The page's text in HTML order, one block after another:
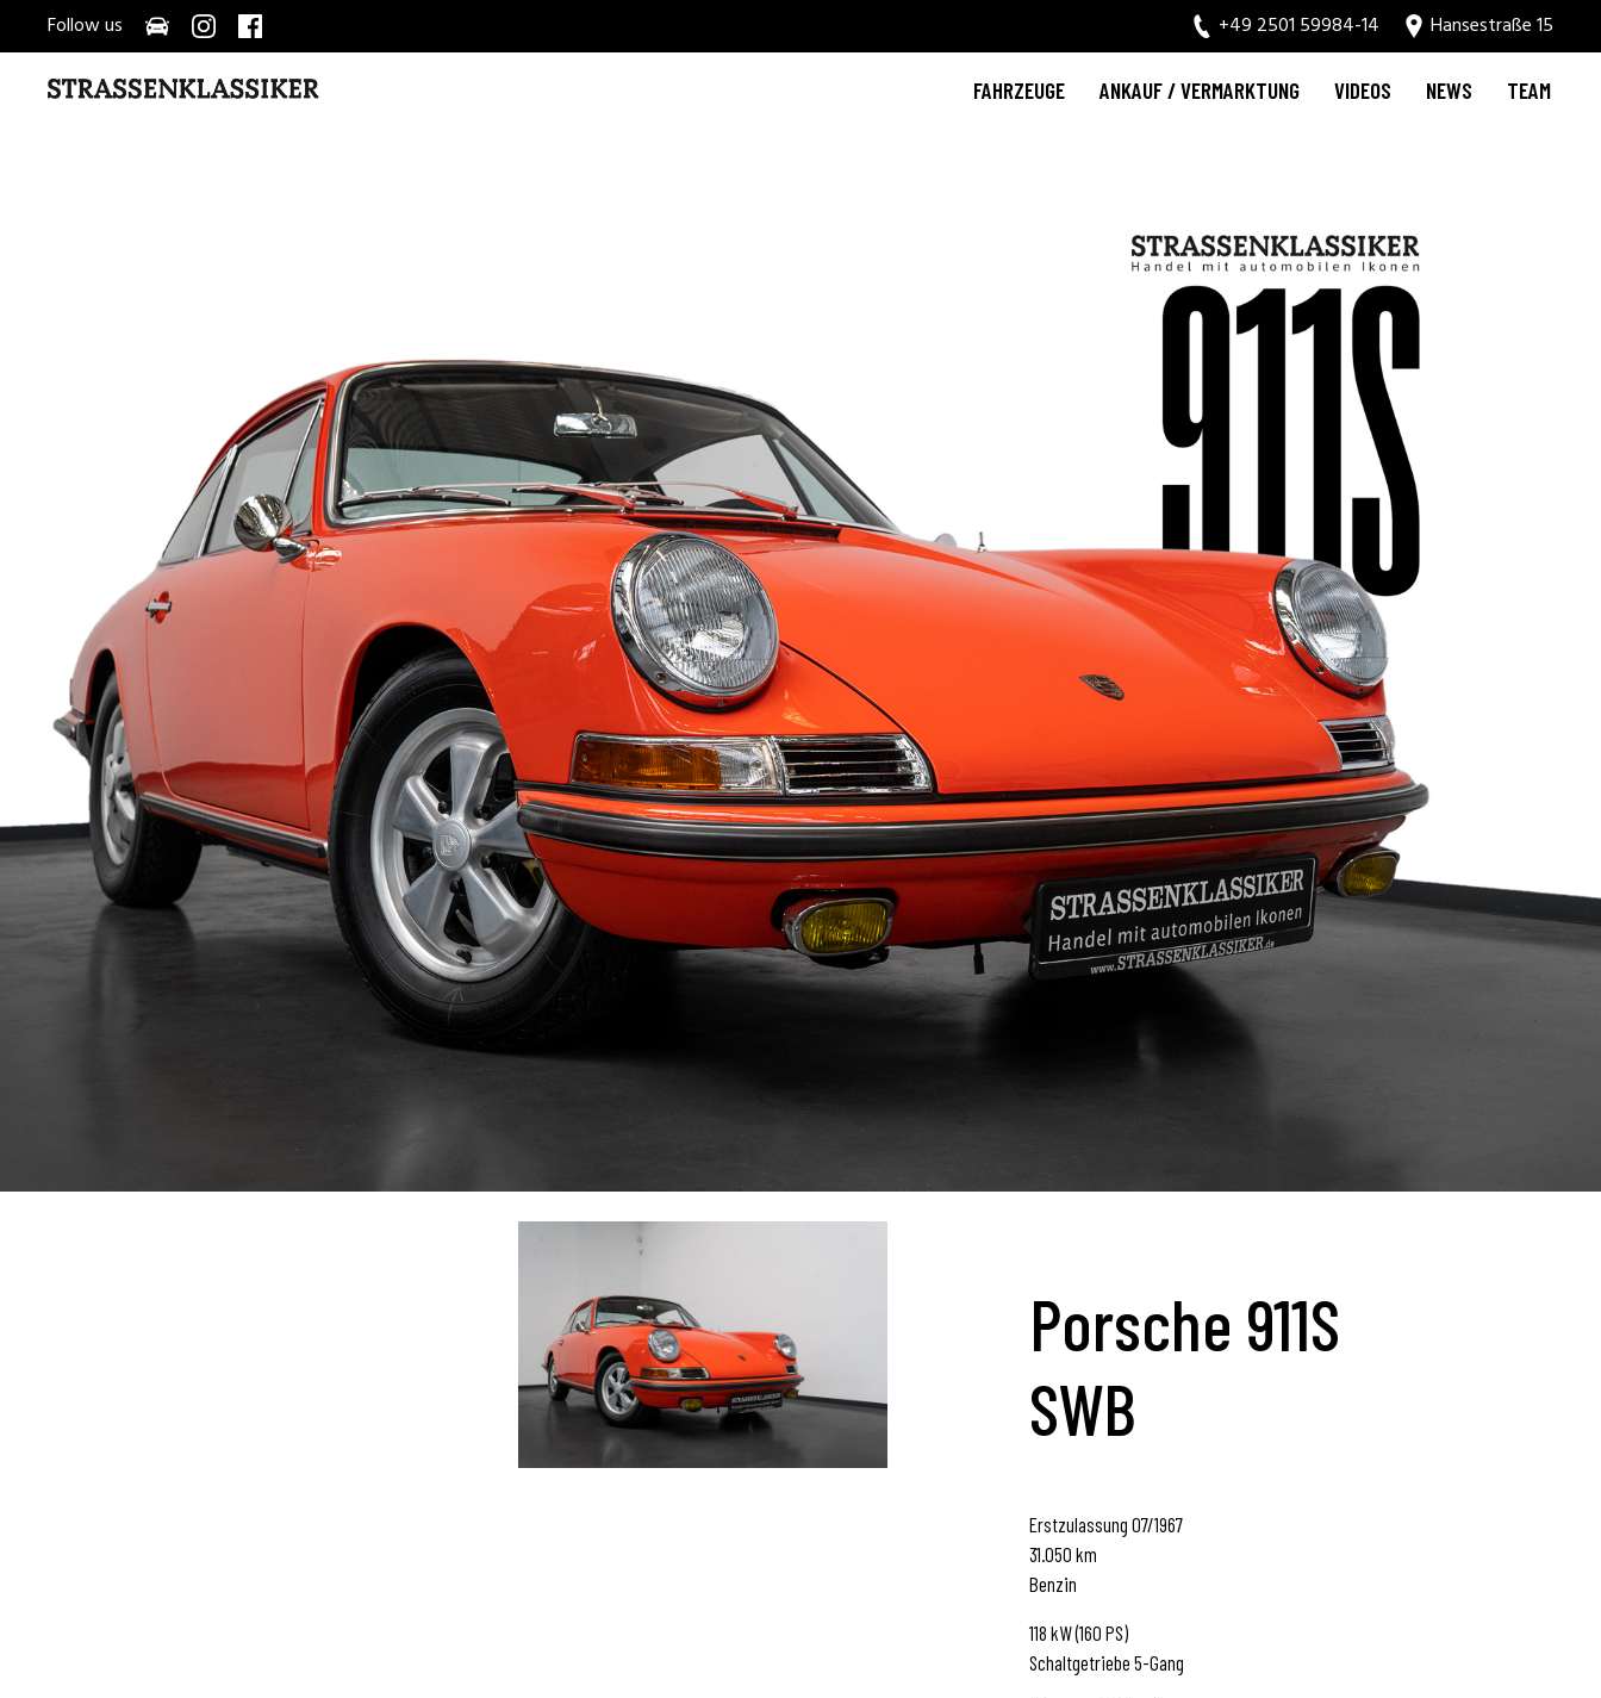
Follow us +49 2501 59984-14 Hansestraße 15
FAHRZEUGE ANKAUF / VERMARKTUNG VIDEOS NEWS TEAM
Porsche 911S
SWB
Erstzulassung 07/1967
31.050 km
Benzin
118 kW (160 PS)
Schaltgetriebe 5-Gang